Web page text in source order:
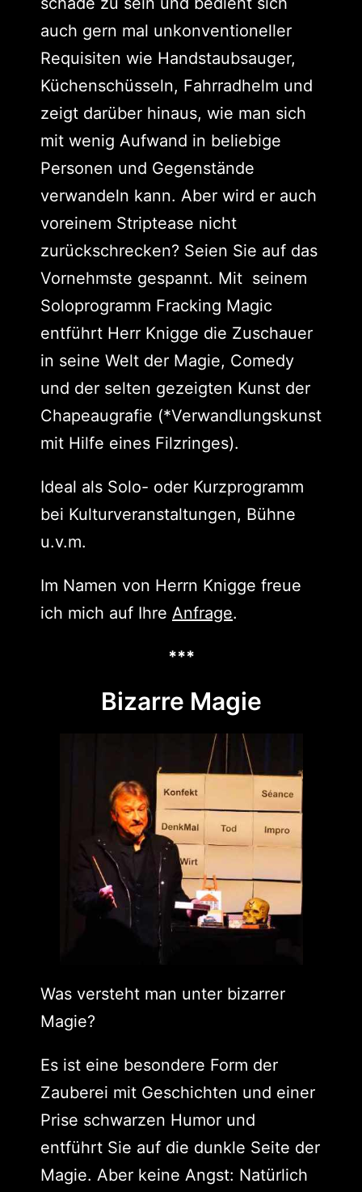
auch gern mal unkonventioneller
Requisiten wie Handstaubsauger,
Küchenschüsseln, Fahrradhelm und
zeigt darüber hinaus, wie man sich
mit wenig Aufwand in beliebige
Personen und Gegenstände
verwandeln kann. Aber wird er auch
voreinem Striptease nicht
zurückschrecken? Seien Sie auf das
Vornehmste gespannt. Mit seinem
Soloprogramm Fracking Magic
entführt Herr Knigge die Zuschauer
in seine Welt der Magie, Comedy
und der selten gezeigten Kunst der
Chapeaugrafie (*Verwandlungskunst
mit Hilfe eines Filzringes).
Ideal als Solo- oder Kurzprogramm
bei Kulturveranstaltungen, Bühne
u.v.m.
Im Namen von Herrn Knigge freue
ich mich auf Ihre Anfrage.
***
Bizarre Magie
Was versteht man unter bizarrer
Magie?
Es ist eine besondere Form der
Zauberei mit Geschichten und einer
Prise schwarzen Humor und
entführt Sie auf die dunkle Seite der
Magie. Aber keine Angst: Natürlich